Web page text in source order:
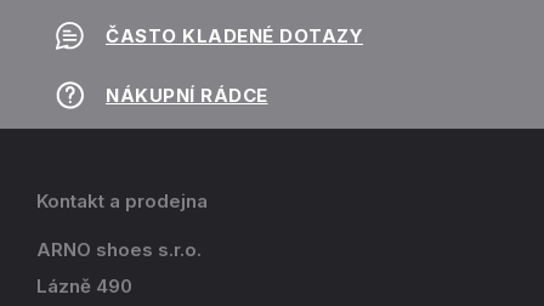
ČASTO KLADENÉ DOTAZY
NÁKUPNÍ RÁDCE
Kontakt a prodejna
ARNO shoes s.r.o.
Lázně 490